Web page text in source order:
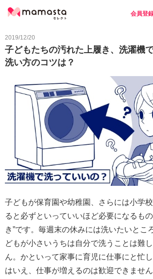
会員登
2019/12/20
子どもたちの汚れた上履き、洗濯機
洗い方のコツは？
子どもが保育園や幼稚園、さらには小学
ると必ずといっていいほど必要になるも
き”です。毎週末の休みには洗いたいとこ
どもが小さいうちは自分で洗うことは難
ん。かといって家事に育児に仕事にと忙
はいえ、仕事が増えるのは歓迎できませ